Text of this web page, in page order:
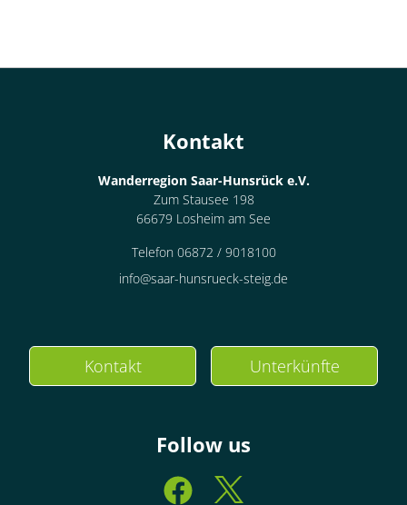
Kontakt
Wanderregion Saar-Hunsrück e.V.
Zum Stausee 198
66679 Losheim am See
Telefon 06872 / 9018100
info@saar-hunsrueck-steig.de
Kontakt Unterkünfte
Follow us